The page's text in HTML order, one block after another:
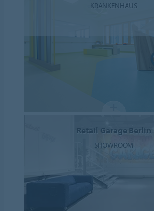
KRANKENHAUS
Retail Garage Berlin
SHOWROOM